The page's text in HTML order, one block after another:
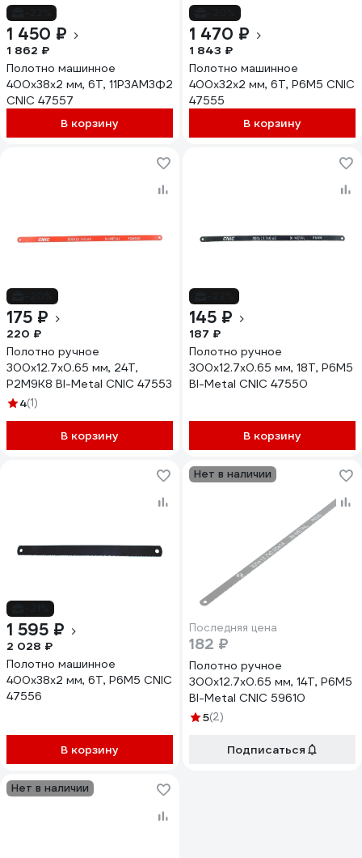
1 450 ₽
1 862 ₽
Полотно машинное
400x38x2 мм, 6Т, 11Р3АМ3Ф2
CNIC 47557
В корзину
1 470 ₽
1 843 ₽
Полотно машинное
400x32x2 мм, 6Т, Р6М5 CNIC
47555
В корзину
175 ₽
220 ₽
Полотно ручное
300x12.7x0.65 мм, 24Т,
Р2М9К8 BI-Metal CNIC 47553
4(1)
В корзину
145 ₽
187 ₽
Полотно ручное
300x12.7x0.65 мм, 18Т, Р6М5
BI-Metal CNIC 47550
В корзину
1 595 ₽
2 028 ₽
Полотно машинное
400x38x2 мм, 6Т, Р6М5 CNIC
47556
В корзину
Нет в наличии
Последняя цена
182 ₽
Полотно ручное
300x12.7x0.65 мм, 14Т, Р6М5
BI-Metal CNIC 59610
5(2)
Подписаться
Нет в наличии